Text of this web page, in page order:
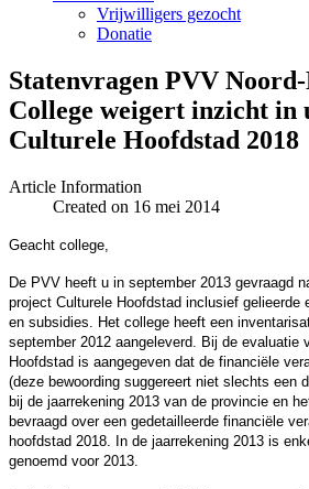
Vrijwilligers gezocht
Donatie
Statenvragen PVV
College weigert inzicht in
Article Information
Created on 16 mei 2014
Geacht college,
De PVV heeft u in september 2013 gevraagd
project Culturele Hoofdstad inclusief gelieerde
en subsidies. Het college heeft een
september 2012 aangeleverd. Bij de evaluatie
Hoofdstad is aangegeven dat de financiële
(deze bewoording suggereert niet slechts een
bij de jaarrekening 2013 van de provincie en
bevraagd over een gedetailleerde financiële
hoofdstad 2018. In de jaarrekening 2013 is
genoemd voor 2013.